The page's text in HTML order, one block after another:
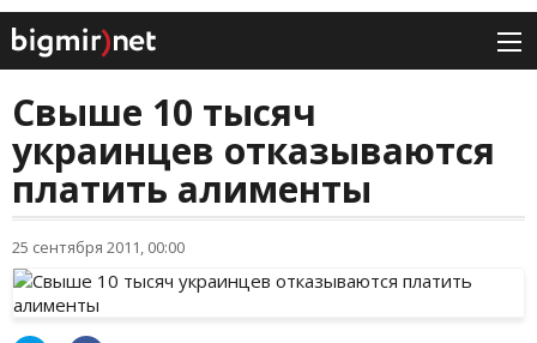
Свыше 10 тысяч
украинцев отказываются
платить алименты
25 сентября 2011, 00:00